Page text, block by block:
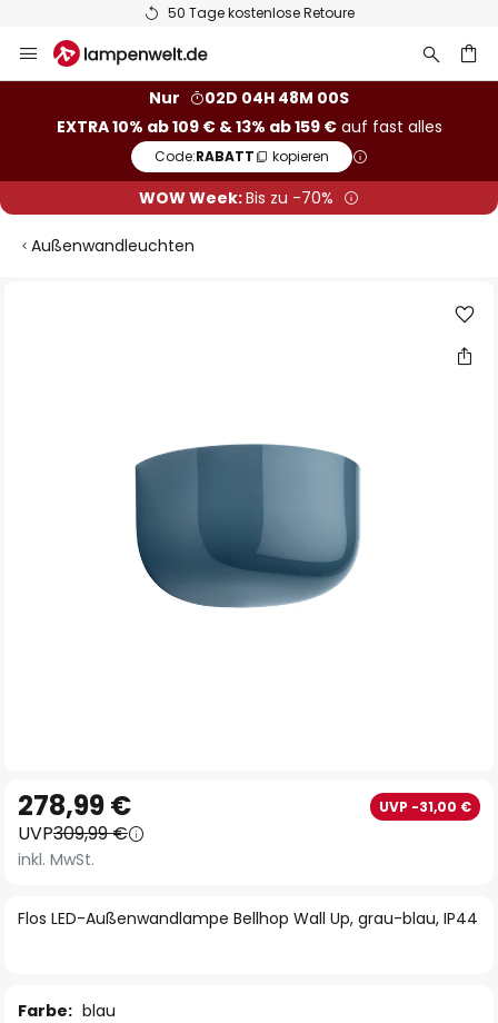
50 Tage kostenlose Retoure
Inhalt
Nur
02D 04H 47M 59S
EXTRA 10% ab 109 € & 13% ab 159 €auf fast alles
Code:RABATT kopieren
WOW Week:Bis zu -70%
Außenwandleuchten
Anfang
der
Bildgalerie
Flos LED-Außenwandlampe Bellhop Wall Up, grau-blau, IP44
278,99 € UVP -31,00 €
UVP309,99 €
inkl. MwSt.
Farbe: blau